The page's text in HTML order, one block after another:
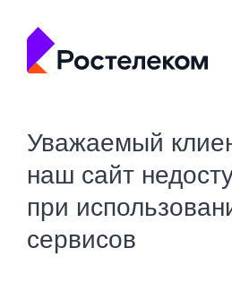
Уважаемый
наш сайт
при
сервисов